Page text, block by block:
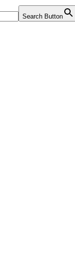
Search Button